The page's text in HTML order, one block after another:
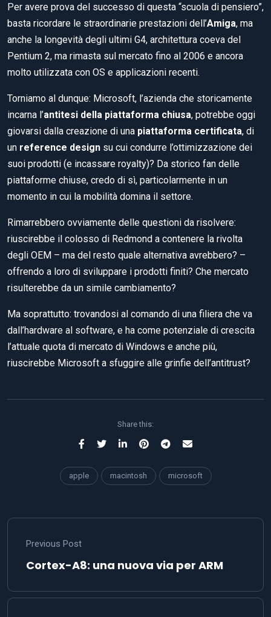
Per avere prova del successo di questa “scuola di pensiero”,
basta ricordare le straordinarie prestazioni dell’Amiga, ma
anche la longevità degli ultimi G4, architettura coeva del
Pentium 2, ma rimasta sul mercato fino al 2006 e ancora
molto utilizzata con OS e applicazioni recenti.
Torniamo al dunque: Microsoft, l’azienda che storicamente
incarna l’antitesi della piattaforma chiusa, potrebbe oggi
giovarsi dalla creazione di una piattaforma certificata, di
un reference design su cui condurre l’ottimizzazione dei
suoi prodotti (e incassare royalty)? Da storico fan delle
piattaforme chiuse, credo di sì, particolarmente in un
momento in cui la mobilità domina il settore.
Rimarrebbero ovviamente delle questioni da risolvere:
riuscirebbe il colosso di Redmond a contenere la rivolta
degli OEM – ma del resto quale alternativa avrebbero? –
offrendo a loro di sviluppare i prodotti finiti? Che mercato
risulterebbe da un simile cambiamento?
Ma soprattutto: trovandosi al comando di una filiera che va
dall’hardware al software, e ha come potenziale di crescita
l’attuale quota di mercato di Windows e anche più,
riuscirebbe Microsoft a sfuggire alle grinfie dell’antitrust?
Share this:
apple macintosh microsoft
Previous Post
Cortex-A8: una nuova via per ARM